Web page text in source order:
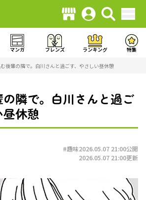
マンガ フレンズ ランキング 特集
後輩の隣で。白川さんと過ごす、やさしい昼休憩
隣で。白川さんと過ご
休憩
#趣味2026.05.07 21:00公開
2026.05.07 21:00更新